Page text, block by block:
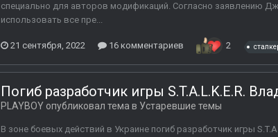
специально для авторов модификаций. Согласно заявлению
использовать все пре...
21 сентября, 2022 16 комментариев 2
Погиб разработчик игры S.T.A.L.K.E.R.
PLAYBOY опубликовал тема в Устаревшие темы
В зоне боевых действий в Украине погиб разработчик игры